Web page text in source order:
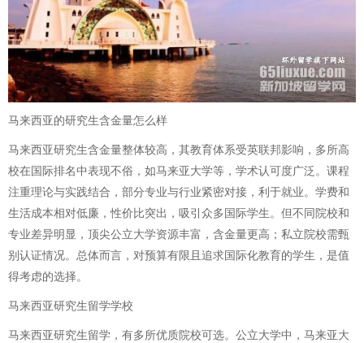
马来西亚的研究生含金量怎么样
马来西亚研究生含金量整体较高，其教育体系受英联邦影响，多所高
校在国际排名中表现不俗，如马来亚大学等，学术认可度广泛。课程
注重理论与实践结合，部分专业与行业紧密对接，利于就业。学费和
生活成本相对低廉，性价比突出，吸引众多国际学生。但不同院校和
专业差异明显，顶尖公立大学资源丰富，含金量更高；私立院校需甄
别认证情况。总体而言，对预算有限且追求国际化教育的学生，是值
得考虑的选择。
马来西亚研究生留学学校
马来西亚研究生留学，有多所优质院校可选。公立大学中，马来亚大